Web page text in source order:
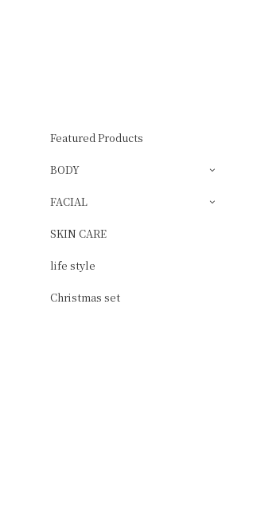
Featured Products
BODY
FACIAL
SKIN CARE
life style
Christmas set